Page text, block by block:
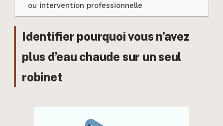
ou intervention professionnelle
Identifier pourquoi vous n’avez
plus d’eau chaude sur un seul
robinet